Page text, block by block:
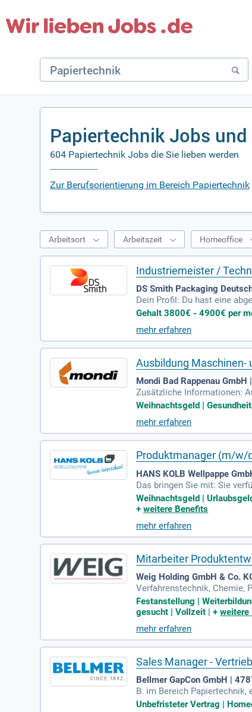
Papiertechnik Jobs
604 Papiertechnik Jobs die Sie lieben werden
Zur Berufsorientierung im Bereich Papiertechnik
Arbeitsort Arbeitszeit Homeoffice
Industriemeister /
DS Smith Packaging
Dein Profil: Du hast eine
r:in für Papierverarbeitung;
Gehalt 3800€ - 4900€ per
mehr erfahren
Ausbildung
Mondi Bad Rappenau
Zusätzliche Informationen:
iertechnik (Unterkunft wird
Weihnachtsgeld |
mehr erfahren
Produktmanager (m/w/
HANS KOLB Wellpappe
Das bringen Sie mit: Sie
oder eine vergleichbare
Weihnachtsgeld |
+weitere Benefits
mehr erfahren
Mitarbeiter
Weig Holding GmbH & Co.
Verfahrenstechnik, Chemie,
ise im Bereich
Festanstellung |
gesucht | Vollzeit |+weitere
mehr erfahren
Sales Manager -
Bellmer GapCon GmbH |
B. im Bereich
Papierindustrie aus.
Unbefristeter Vertrag |